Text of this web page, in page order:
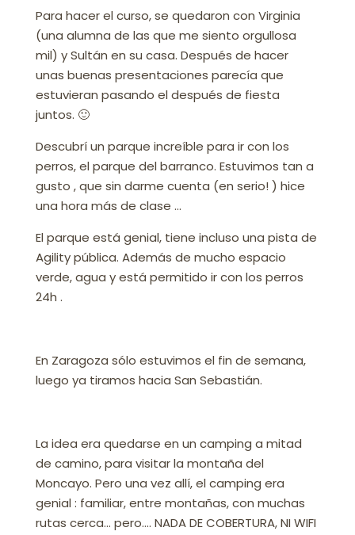
Para hacer el curso, se quedaron con Virginia
(una alumna de las que me siento orgullosa
mil) y Sultán en su casa. Después de hacer
unas buenas presentaciones parecía que
estuvieran pasando el después de fiesta
juntos. 🙂
Descubrí un parque increíble para ir con los
perros, el parque del barranco. Estuvimos tan a
gusto , que sin darme cuenta (en serio! ) hice
una hora más de clase …
El parque está genial, tiene incluso una pista de
Agility pública. Además de mucho espacio
verde, agua y está permitido ir con los perros
24h .
En Zaragoza sólo estuvimos el fin de semana,
luego ya tiramos hacia San Sebastián.
La idea era quedarse en un camping a mitad
de camino, para visitar la montaña del
Moncayo. Pero una vez allí, el camping era
genial : familiar, entre montañas, con muchas
rutas cerca… pero…. NADA DE COBERTURA, NI WIFI